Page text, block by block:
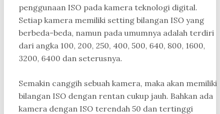
penggunaan ISO pada kamera teknologi digital.
Setiap kamera memiliki setting bilangan ISO yang
berbeda-beda, namun pada umumnya adalah terdiri
dari angka 100, 200, 250, 400, 500, 640, 800, 1600,
3200, 6400 dan seterusnya.
Semakin canggih sebuah kamera, maka akan memiliki
bilangan ISO dengan rentan cukup jauh. Bahkan ada
kamera dengan ISO terendah 50 dan tertinggi